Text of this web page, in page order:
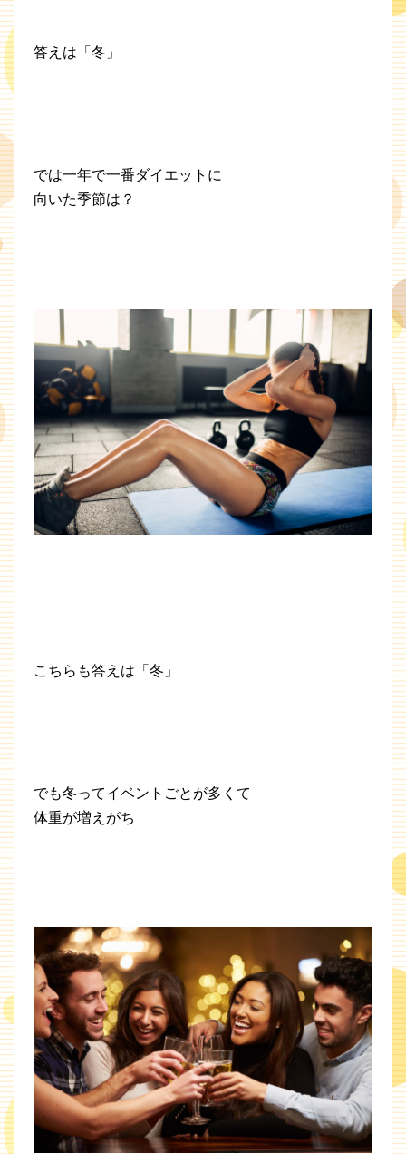
答えは「冬」
では一年で一番ダイエットに
向いた季節は？
こちらも答えは「冬」
でも冬ってイベントごとが多くて
体重が増えがち